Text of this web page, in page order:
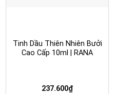
Tinh Dầu Thiên Nhiên Bưởi
Cao Cấp 10ml | RANA
237.600₫